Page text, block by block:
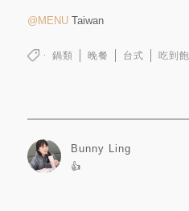
@MENUTaiwan
鍋類 晚餐 台式 吃到飽
Bunny Ling
👍